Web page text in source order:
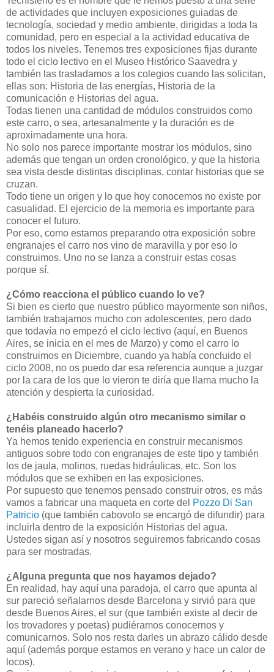
de actividades que incluyen exposiciones guiadas de
tecnología, sociedad y medio ambiente, dirigidas a toda la
comunidad, pero en especial a la actividad educativa de
todos los niveles. Tenemos tres exposiciones fijas durante
todo el ciclo lectivo en el Museo Histórico Saavedra y
también las trasladamos a los colegios cuando las solicitan,
ellas son: Historia de las energías, Historia de la
comunicación e Historias del agua.
Todas tienen una cantidad de módulos construidos como
este carro, o sea, artesanalmente y la duración es de
aproximadamente una hora.
No solo nos parece importante mostrar los módulos, sino
además que tengan un orden cronológico, y que la historia
sea vista desde distintas disciplinas, contar historias que se
cruzan.
Todo tiene un origen y lo que hoy conocemos no existe por
casualidad. El ejercicio de la memoria es importante para
conocer el futuro.
Por eso, como estamos preparando otra exposición sobre
engranajes el carro nos vino de maravilla y por eso lo
construimos. Uno no se lanza a construir estas cosas
porque sí.
¿Cómo reacciona el público cuando lo ve?
Si bien es cierto que nuestro público mayormente son niños,
también trabajamos mucho con adolescentes, pero dado
que todavía no empezó el ciclo lectivo (aquí, en Buenos
Aires, se inicia en el mes de Marzo) y como el carro lo
construimos en Diciembre, cuando ya había concluido el
ciclo 2008, no os puedo dar esa referencia aunque a juzgar
por la cara de los que lo vieron te diría que llama mucho la
atención y despierta la curiosidad.
¿Habéis construido algún otro mecanismo similar o
tenéis planeado hacerlo?
Ya hemos tenido experiencia en construir mecanismos
antiguos sobre todo con engranajes de este tipo y también
los de jaula, molinos, ruedas hidráulicas, etc. Son los
módulos que se exhiben en las exposiciones.
Por supuesto que tenemos pensado construir otros, es más
vamos a fabricar una maqueta en corte del Pozzo Di San
Patricio (que también cabovolo se encargó de difundir) para
incluirla dentro de la exposición Historias del agua.
Ustedes sigan así y nosotros seguiremos fabricando cosas
para ser mostradas.
¿Alguna pregunta que nos hayamos dejado?
En realidad, hay aquí una paradoja, el carro que apunta al
sur pareció señalarnos desde Barcelona y sirvió para que
desde Buenos Aires, el sur (que también existe al decir de
los trovadores y poetas) pudiéramos conocernos y
comunicarnos. Solo nos resta darles un abrazo cálido desde
aquí (además porque estamos en verano y hace un calor de
locos).